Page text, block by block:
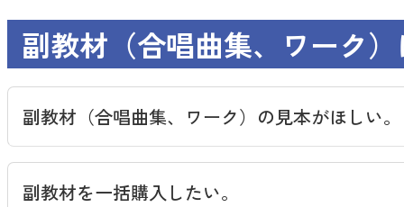
副教材（合唱曲集、ワーク
副教材（合唱曲集、ワーク）の見本がほしい。
副教材を一括購入したい。